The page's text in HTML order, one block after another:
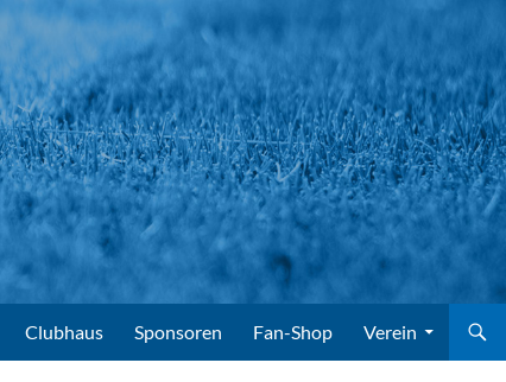
Clubhaus Sponsoren Fan-Shop Verein